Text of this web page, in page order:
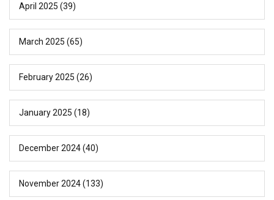
April 2025 (39)
March 2025 (65)
February 2025 (26)
January 2025 (18)
December 2024(40)
November 2024(133)